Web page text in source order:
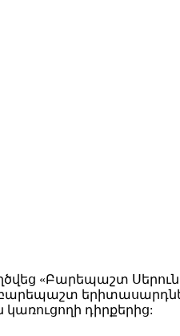
«Բարեպաշտ
դիրքերից: